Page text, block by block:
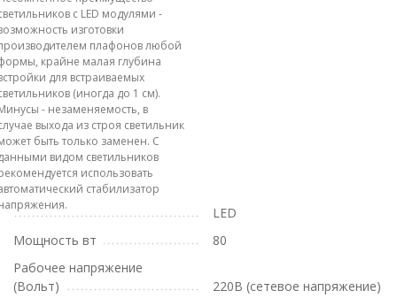
с LED модулями -
изготовки
плафонов любой
крайне малая глубина
для встраиваемых
(иногда до 1 см).
- незаменяемость, в
выхода из строя светильник
быть только заменен. С
видом светильников
использовать
стабилизатор
LED
Мощность вт
80
Рабочее напряжение
(Вольт)
220В (сетевое напряжение)